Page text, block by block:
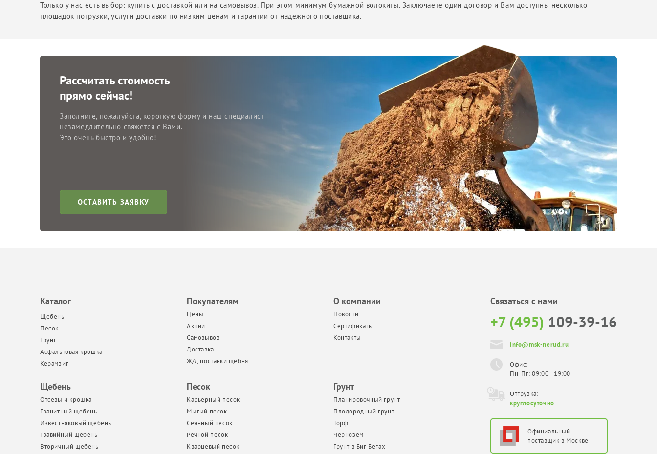
Только у нас есть выбор: купить с доставкой или на самовывоз. При этом минимум бумажной волокиты. Заключаете один договор и Вам доступны несколько
площадок погрузки, услуги доставки по низким ценам и гарантии от надежного поставщика.
Рассчитать стоимость
прямо сейчас!
Заполните, пожалуйста, короткую форму и наш специалист
незамедлительно свяжется с Вами.
Это очень быстро и удобно!
ОСТАВИТЬ ЗАЯВКУ
Каталог
Щебень
Песок
Грунт
Асфальтовая крошка
Керамзит
Покупателям
Цены
Акции
Самовывоз
Доставка
Ж/д поставки щебня
О компании
Новости
Сертификаты
Контакты
Щебень
Отсевы и крошка
Гранитный щебень
Известняковый щебень
Гравийный щебень
Вторичный щебень
Песок
Карьерный песок
Мытый песок
Сеянный песок
Речной песок
Кварцевый песок
Грунт
Планировочный грунт
Плодородный грунт
Торф
Чернозем
Грунт в Биг Бегах
Связаться с нами
+7 (495) 109-39-16
info@msk-nerud.ru
Офис:
Пн-Пт: 09:00 - 19:00
Отгрузка:
круглосуточно
Официальный
поставщик в Москве